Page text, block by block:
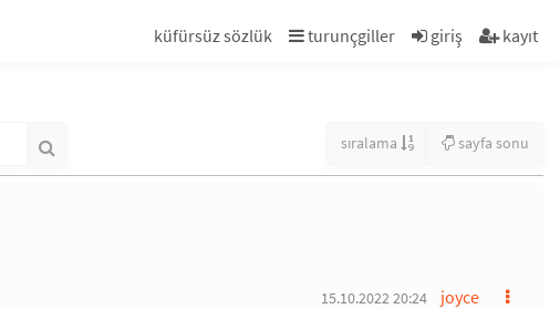
küfürsüz sözlük turunçgiller giriş kayıt
sıralama sayfa sonu
joyce
15.10.2022 20:24